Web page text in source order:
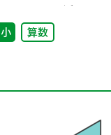
コンテンツを活用して～
小 算数